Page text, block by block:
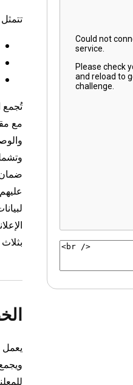
تُجمع
مع
ضمان
يعمل